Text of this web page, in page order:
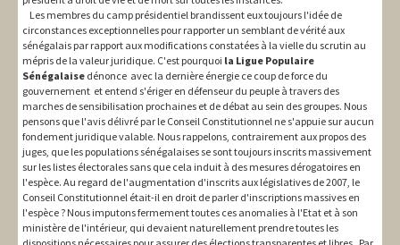
Les membres du camp présidentiel brandissent eux toujours l'idée de
circonstances exceptionnelles pour rapporter un semblant de vérité aux
sénégalais par rapport aux modifications constatées à la vielle du scrutin au
mépris de la valeur juridique. C'est pourquoi la Ligue Populaire
Sénégalaise dénonce avec la dernière énergie ce coup de force du
gouvernement et entend s'ériger en défenseur du peuple à travers des
marches de sensibilisation prochaines et de débat au sein des groupes. Nous
pensons que l'avis délivré par le Conseil Constitutionnel ne s'appuie sur aucun
fondement juridique valable. Nous rappelons, contrairement aux propos des
juges, que les populations sénégalaises se sont toujours inscrits massivement
sur les listes électorales sans que cela induit à des mesures dérogatoires en
l'espèce. Au regard de l'augmentation d'inscrits aux législatives de 2007, le
Conseil Constitutionnel était-il en droit de parler d'inscriptions massives en
l'espèce ? Nous imputons fermement toutes ces anomalies à l'Etat et à son
ministère de l'intérieur, qui devaient naturellement prendre toutes les